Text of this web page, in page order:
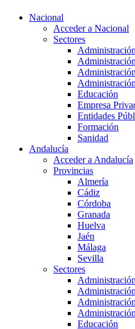
Nacional
Acceder a Nacional
Sectores
Educación
Empresa
Entidades
Formación
Sanidad
Andalucía
Acceder a Andalucía
Provincias
Almería
Cádiz
Córdoba
Granada
Huelva
Jaén
Málaga
Sevilla
Sectores
Educación